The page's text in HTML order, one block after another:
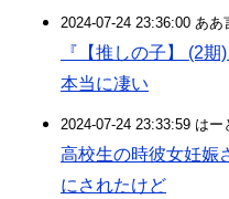
2024-07-24 23:36:00 ああ
『【推しの子】 (2
本当に凄い
2024-07-24 23:33:59 はー
高校生の時彼女妊娠
にされたけど